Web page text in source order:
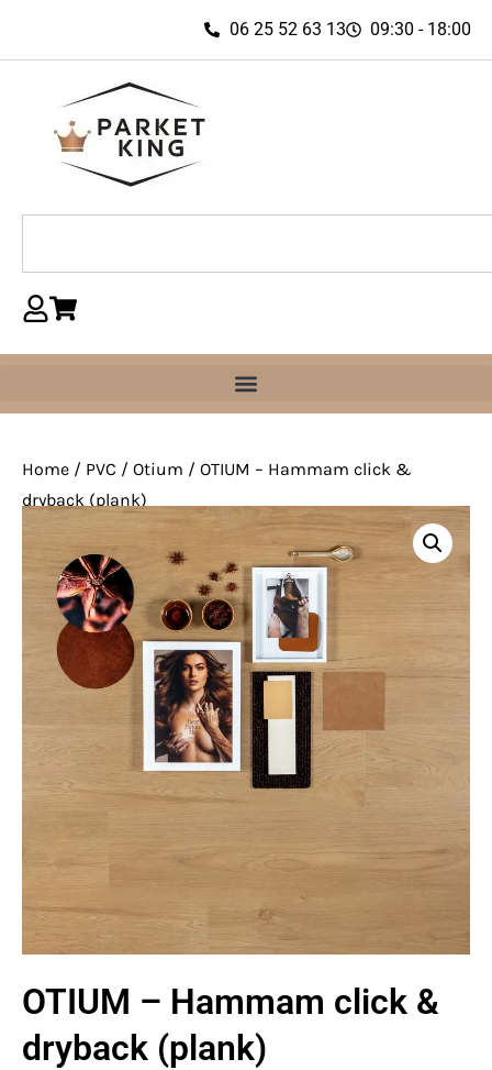
06 25 52 63 13 09:30 - 18:00
Home / PVC / Otium / OTIUM – Hammam click &
dryback (plank)
OTIUM – Hammam click &
dryback (plank)